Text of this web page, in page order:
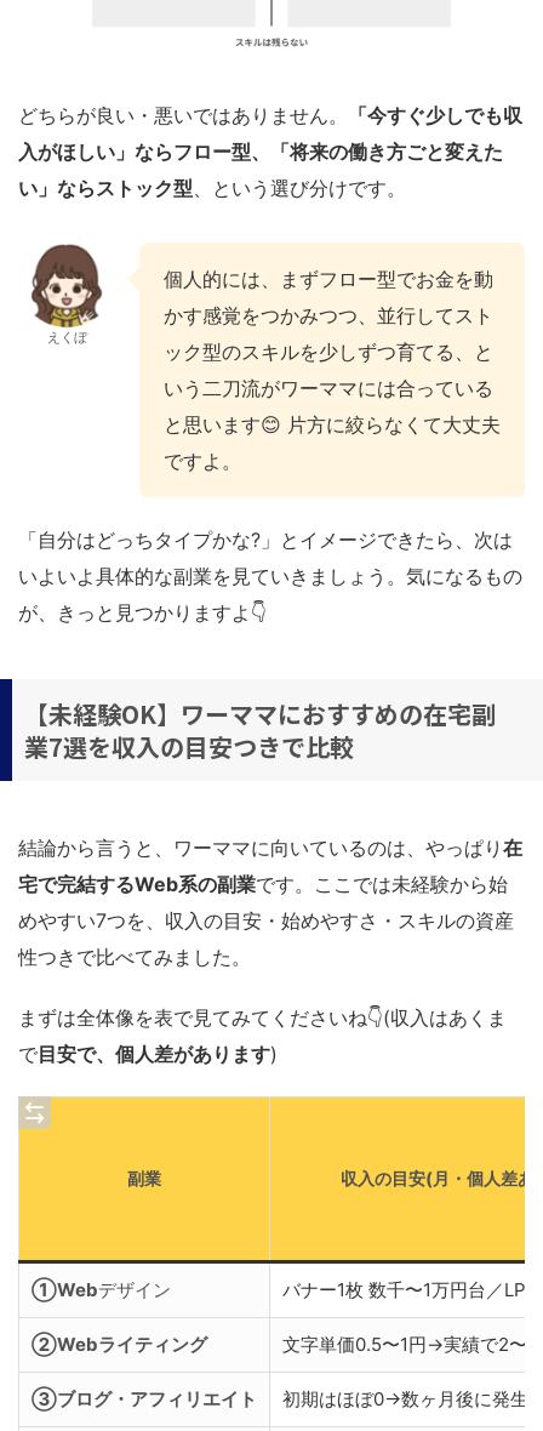
どちらが良い・悪いではありません。
「今すぐ少しでも収
入がほしい」ならフロー型、「将来の働き方ごと変えた
い」ならストック型 、という選び分けです。
えくぼ
個人的には、まずフロー型でお金を動
かす感覚をつかみつつ、並行してスト
ック型のスキルを少しずつ育てる、と
いう二刀流がワーママには合っている
と思います😊 片方に絞らなくて大丈夫
ですよ。
「自分はどっちタイプかな?」とイメージできたら、次は
いよいよ具体的な副業を見ていきましょう。気になるもの
が、きっと見つかりますよ👇
【未経験OK】ワーママにおすすめの在宅副
業7選を収入の目安つきで比較
結論から言うと、ワーママに向いているのは、やっぱり 在
宅で完結するWeb系の副業です。ここでは未経験から始
めやすい7つを、収入の目安・始めやすさ・スキルの資産
性つきで比べてみました。
まずは全体像を表で見てみてくださいね👇(収入はあくま
で目安で、個人差があります)
副業 収入の目安(月・個人差あ
①Webデザイン バナー1枚 数千〜1万円台／LP
②Webライティング 文字単価0.5〜1円→実績で2〜5
③ブログ・アフィリエイト 初期はほぼ0→数ヶ月後に発生